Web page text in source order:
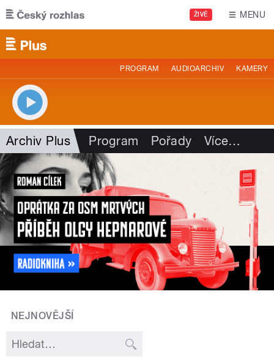
Přejít k hlavnímu obsahu
ŽIVĚ MENU
PROGRAM AUDIOARCHIV KAMERY
Archiv Plus Program Pořady Více…
NEJNOVĚJŠÍ